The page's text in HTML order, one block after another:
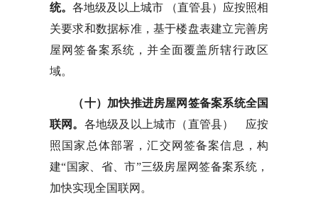
统。 各地级及以上城市 （直管县）应按照相
关要求和数据标准，基于楼盘表建立完善房
屋网签备案系统，并全面覆盖所辖行政区
域。
（十）加快推进房屋网签备案系统全国
联网。 各地级及以上城市（直管县） 应按
照国家总体部署，汇交网签备案信息，构
建“国家、省、市”三级房屋网签备案系统，
加快实现全国联网。